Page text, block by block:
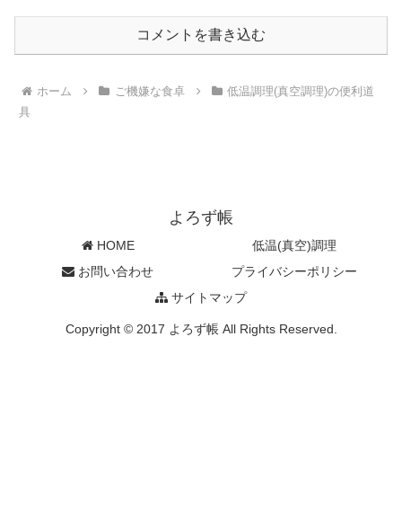
コメントを書き込む
ホーム ご機嫌な食卓
低温調理(真空調理)の便利道
具
よろず帳
HOME
低温(真空)調理
お問い合わせ
プライバシーポリシー
サイトマップ
Copyright © 2017 よろず帳 All Rights Reserved.